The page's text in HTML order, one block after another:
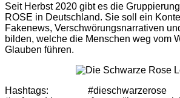
Seit Herbst 2020 gibt es die
ROSE in Deutschland. Sie soll ein
Fakenews, Verschwörungsnarrativen
bilden, welche die Menschen weg vom
Glauben führen.
Hashtags: